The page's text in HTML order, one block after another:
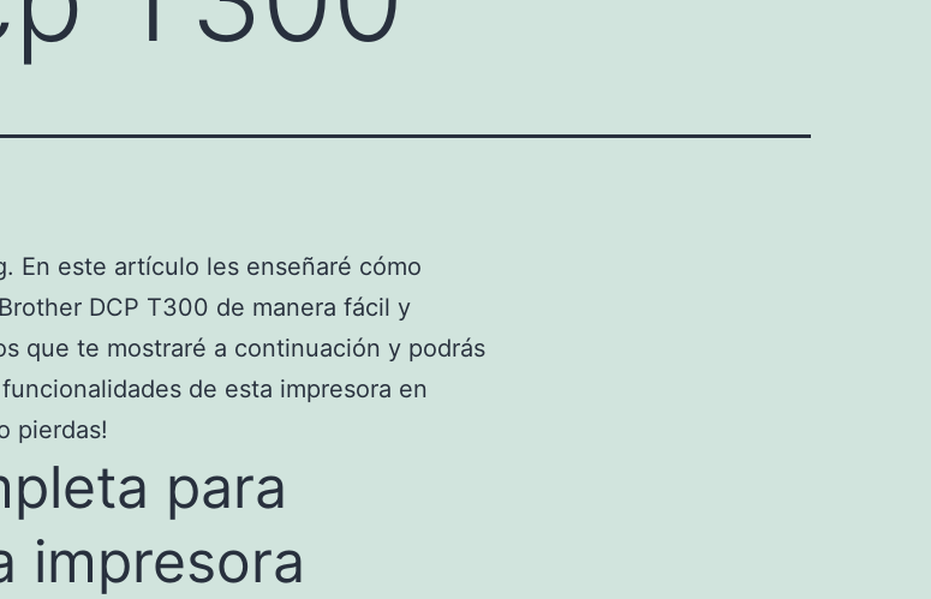
En este artículo les enseñaré cómo
DCP T300 de manera fácil y
que te mostraré a continuación y podrás
de esta impresora en
pierdas!
para
impresora